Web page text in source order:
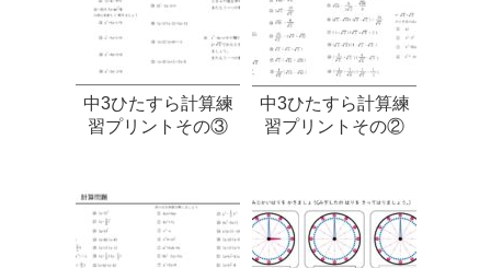
中3ひたすら計算練
習プリントその③
中3ひたすら計算練
習プリントその②